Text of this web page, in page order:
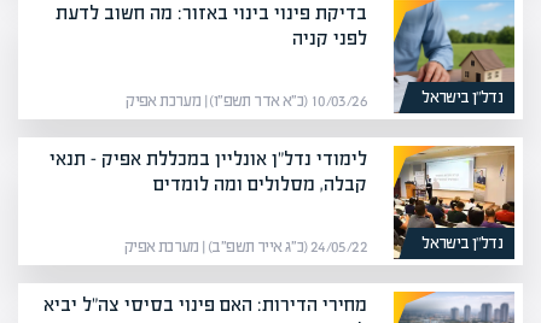
נדל”ן בישראל
בדיקת פינוי בינוי באזור: מה חשוב לדעת
לפני קניה
10/03/26 (כ״א אדר תשפ״ו) | מערכת אפיק
נדל”ן בישראל
לימודי נדל"ן אונליין במכללת אפיק – תנאי
קבלה, מסלולים ומה לומדים
24/05/22 (כ״ג אייר תשפ״ב) | מערכת אפיק
מחירי הדירות: האם פינוי בסיסי צה"ל יביא